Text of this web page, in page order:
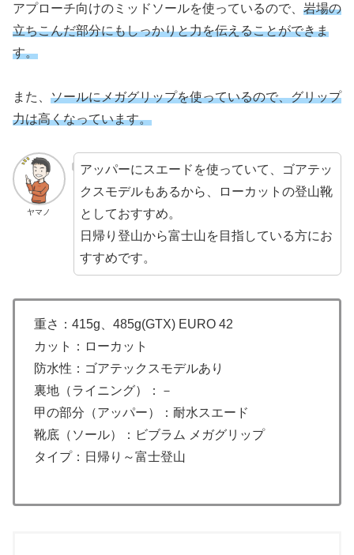
アプローチ向けのミッドソールを使っているので、 岩場の
立ちこんだ部分にもしっかりと力を伝えることができま
す。
また、 ソールにメガグリップを使っているので、グリップ
力は高くなっています。
ヤマノ
アッパーにスエードを使っていて、ゴアテッ
クスモデルもあるから、ローカットの登山靴
としておすすめ。
日帰り登山から富士山を目指している方にお
すすめです。
重さ：415g、485g(GTX) EURO 42
カット：ローカット
防水性：ゴアテックスモデルあり
裏地（ライニング）：－
甲の部分（アッパー）：耐水スエード
靴底（ソール）：ビブラム メガグリップ
タイプ：日帰り～富士登山